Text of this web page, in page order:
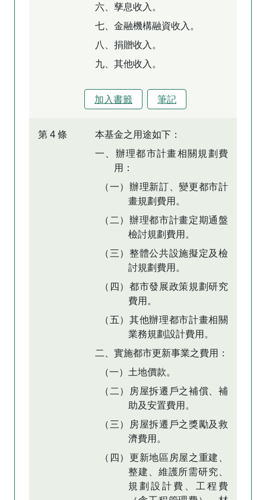
六、孳息收入。
七、金融機構融資收入。
八、捐贈收入。
九、其他收入。
加入書籤 筆記
第 4 條
本基金之用途如下：
一、辦理都市計畫相關規劃費
用：
（一）辦理新訂、變更都市計
畫規劃費用。
（二）辦理都市計畫定期通盤
檢討規劃費用。
（三）整體公共設施擬定及檢
討規劃費用。
（四）都市發展政策規劃研究
費用。
（五）其他辦理都市計畫相關
業務規劃設計費用。
二、實施都市更新事業之費用：
（一）土地價款。
（二）房屋拆遷戶之補償、補
助及安置費用。
（三）房屋拆遷戶之獎勵及救
濟費用。
（四）更新地區房屋之重建、
整建、維護所需研究、
規劃設計費、工程費